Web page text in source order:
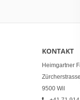
KONTAKT
Heimgartner
9500 Wil